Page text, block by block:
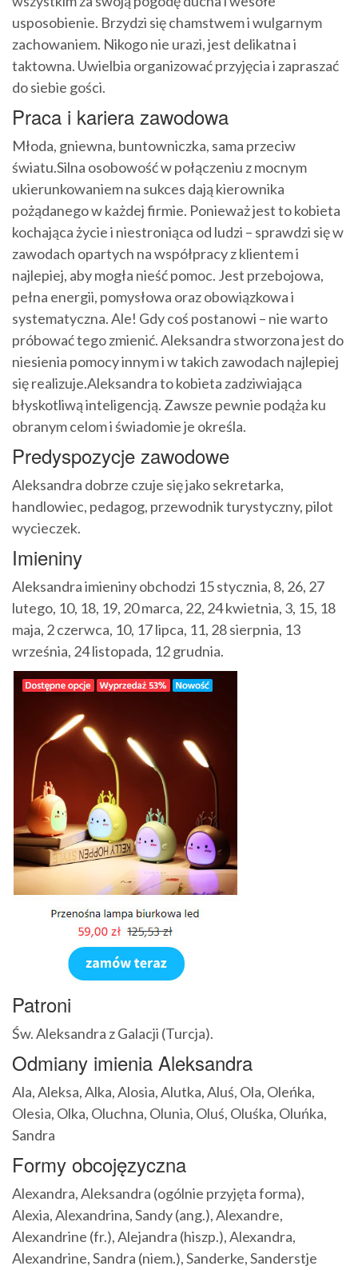
usposobienie. Brzydzi się chamstwem i wulgarnym
zachowaniem. Nikogo nie urazi, jest delikatna i
taktowna. Uwielbia organizować przyjęcia i zapraszać
do siebie gości.
Praca i kariera zawodowa
Młoda, gniewna, buntowniczka, sama przeciw
światu.Silna osobowość w połączeniu z mocnym
ukierunkowaniem na sukces dają kierownika
pożądanego w każdej firmie. Ponieważ jest to kobieta
kochająca życie i niestroniąca od ludzi – sprawdzi się w
zawodach opartych na współpracy z klientem i
najlepiej, aby mogła nieść pomoc. Jest przebojowa,
pełna energii, pomysłowa oraz obowiązkowa i
systematyczna. Ale! Gdy coś postanowi – nie warto
próbować tego zmienić. Aleksandra stworzona jest do
niesienia pomocy innym i w takich zawodach najlepiej
się realizuje.Aleksandra to kobieta zadziwiająca
błyskotliwą inteligencją. Zawsze pewnie podąża ku
obranym celom i świadomie je określa.
Predyspozycje zawodowe
Aleksandra dobrze czuje się jako sekretarka,
handlowiec, pedagog, przewodnik turystyczny, pilot
wycieczek.
Imieniny
Aleksandra imieniny obchodzi 15 stycznia, 8, 26, 27
lutego, 10, 18, 19, 20 marca, 22, 24 kwietnia, 3, 15, 18
maja, 2 czerwca, 10, 17 lipca, 11, 28 sierpnia, 13
września, 24 listopada, 12 grudnia.
Patroni
Św. Aleksandra z Galacji (Turcja).
Odmiany imienia Aleksandra
Ala, Aleksa, Alka, Alosia, Alutka, Aluś, Ola, Oleńka,
Olesia, Olka, Oluchna, Olunia, Oluś, Oluśka, Oluńka,
Sandra
Formy obcojęzyczna
Alexandra, Aleksandra (ogólnie przyjęta forma),
Alexia, Alexandrina, Sandy (ang.), Alexandre,
Alexandrine (fr.), Alejandra (hiszp.), Alexandra,
Alexandrine, Sandra (niem.), Sanderke, Sanderstje